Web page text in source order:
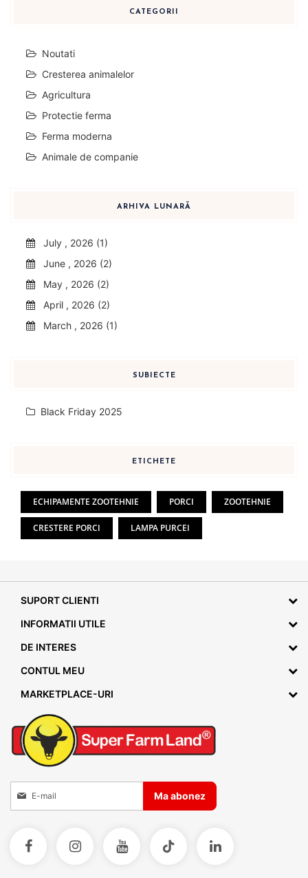
CATEGORII
Noutati
Cresterea animalelor
Agricultura
Protectie ferma
Ferma moderna
Animale de companie
ARHIVA LUNARĂ
July , 2026 (1)
June , 2026 (2)
May , 2026 (2)
April , 2026 (2)
March , 2026 (1)
SUBIECTE
Black Friday 2025
ETICHETE
ECHIPAMENTE ZOOTEHNIE PORCI ZOOTEHNIE
CRESTERE PORCI LAMPA PURCEI
SUPORT CLIENTI
INFORMATII UTILE
DE INTERES
CONTUL MEU
MARKETPLACE-URI
Inscrieti-va la Buletinele noastre informative
Ma abonez